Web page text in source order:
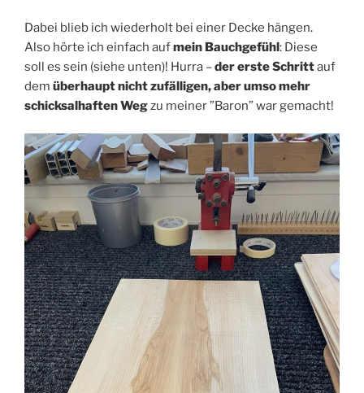
Dabei blieb ich wiederholt bei einer Decke hängen.
Also hörte ich einfach aufmein Bauchgefühl: Diese
soll es sein (siehe unten)! Hurra –der erste Schrittauf
dem überhaupt nicht zufälligen, aber umso mehr
schicksalhaften Wegzu meiner ”Baron” war gemacht!